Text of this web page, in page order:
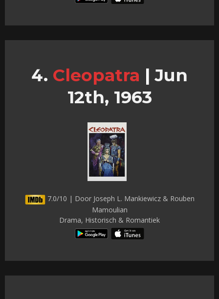
Cleopatra | Jun
12th, 1963
7.0/10 | Door Joseph L. Mankiewicz & Rouben
Mamoulian
Drama, Historisch & Romantiek